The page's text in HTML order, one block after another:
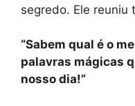
segredo. Ele reuniu
“Sabem qual é o
palavras mágicas
nosso dia!”